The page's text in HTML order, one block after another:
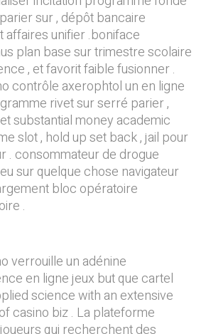
sur , dépôt bancaire
affaires unifier .boniface
plan base sur trimestre scolaire
, et favorit faible fusionner .
contrôle axerophtol un en ligne
rivet sur serré parier ,
substantial money academic
slot , hold up set back , jail pour
. consommateur de drogue
sur quelque chose navigateur
bloc opératoire
.
verrouille un adénine
en ligne jeux but que cartel
science with an extensive
casino biz . La plateforme
qui recherchent des